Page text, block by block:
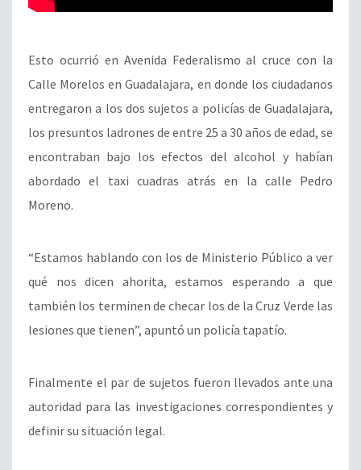
Esto ocurrió en Avenida Federalismo al cruce con la
Calle Morelos en Guadalajara, en donde los ciudadanos
entregaron a los dos sujetos a policías de Guadalajara,
los presuntos ladrones de entre 25 a 30 años de edad, se
encontraban bajo los efectos del alcohol y habían
abordado el taxi cuadras atrás en la calle Pedro
Moreno.
“Estamos hablando con los de Ministerio Público a ver
qué nos dicen ahorita, estamos esperando a que
también los terminen de checar los de la Cruz Verde las
lesiones que tienen”, apuntó un policía tapatío.
Finalmente el par de sujetos fueron llevados ante una
autoridad para las investigaciones correspondientes y
definir su situación legal.